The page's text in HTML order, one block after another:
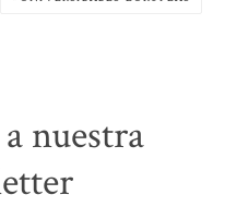
nuestra